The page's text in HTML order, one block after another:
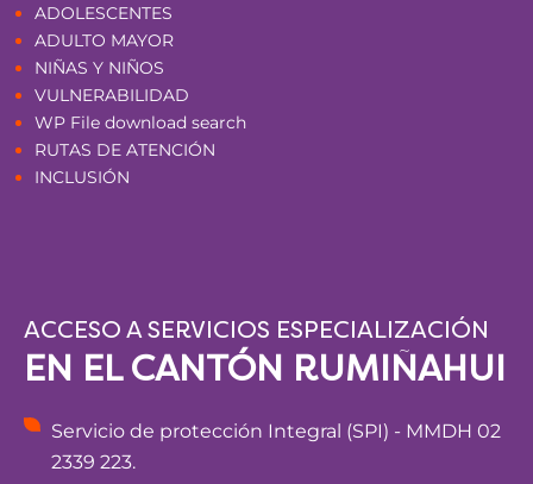
ADOLESCENTES
ADULTO MAYOR
NIÑAS Y NIÑOS
VULNERABILIDAD
WP File download search
RUTAS DE ATENCIÓN
INCLUSIÓN
ACCESO A SERVICIOS ESPECIALIZACIÓN
EN EL CANTÓN RUMIÑAHUI
Servicio de protección Integral (SPI) - MMDH 02
2339 223.